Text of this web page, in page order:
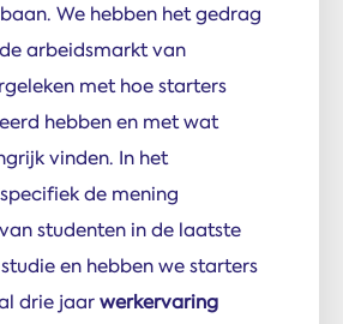
We hebben het gedrag
arbeidsmarkt van
met hoe starters
hebben en met wat
vinden. In het
de mening
studenten in de laatste
en hebben we starters
drie jaarwerkervaring